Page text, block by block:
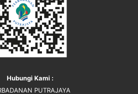
Hubungi Kami :
PUTRAJAYA